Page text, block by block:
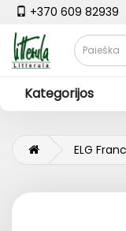
+370 609 82939
Kategorijos
ELG